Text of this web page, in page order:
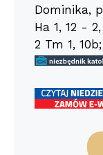
Dominika,
Ha 1, 12 -
2 Tm 1,